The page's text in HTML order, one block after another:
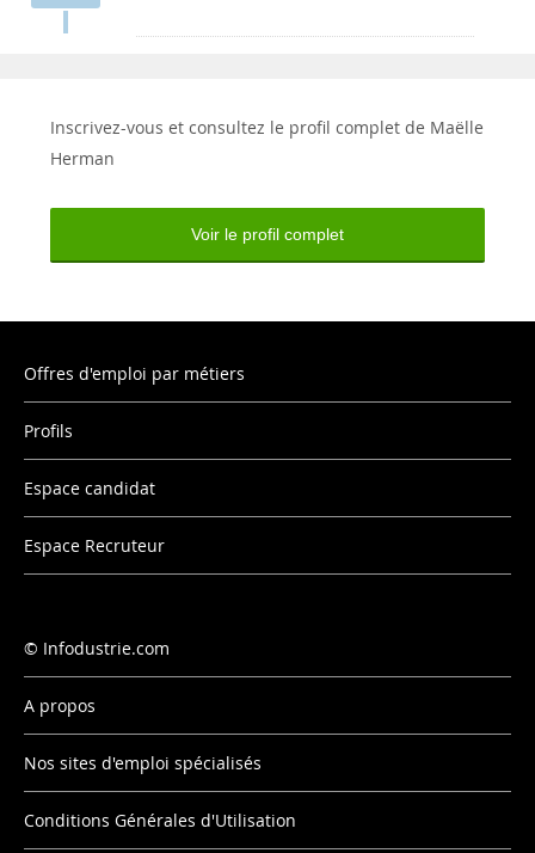
Inscrivez-vous et consultez le profil complet de Maëlle
Herman
Voir le profil complet
Offres d'emploi par métiers
Profils
Espace candidat
Espace Recruteur
Infodustrie.com
A propos
Nos sites d'emploi spécialisés
Conditions Générales d'Utilisation